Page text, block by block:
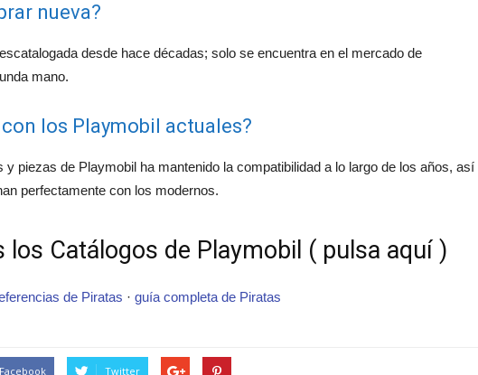
nueva?
desde hace décadas; solo se encuentra en el mercado de
mano.
los Playmobil actuales?
y piezas de Playmobil ha mantenido la compatibilidad a lo largo de los años, así
perfectamente con los modernos.
los Catálogos de Playmobil ( pulsa aquí )
de Piratas · guía completa de Piratas
Facebook Twitter